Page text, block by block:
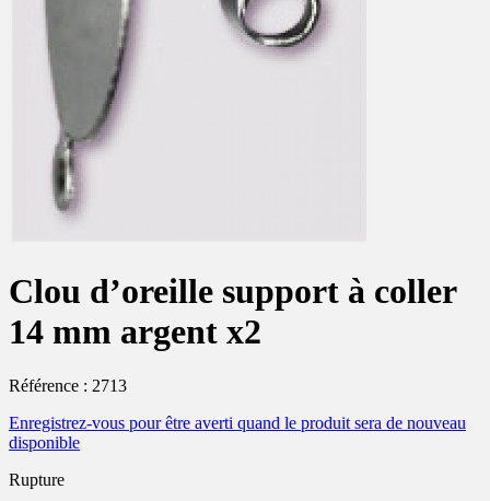
Clou d’oreille support à coller
14 mm argent x2
Référence : 2713
Enregistrez-vous pour être averti quand le produit sera de nouveau
disponible
Rupture